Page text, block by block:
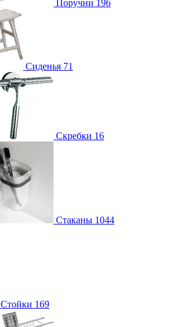
Поручни 196
Сиденья 71
Скребки 16
Стаканы 1044
Стойки 169